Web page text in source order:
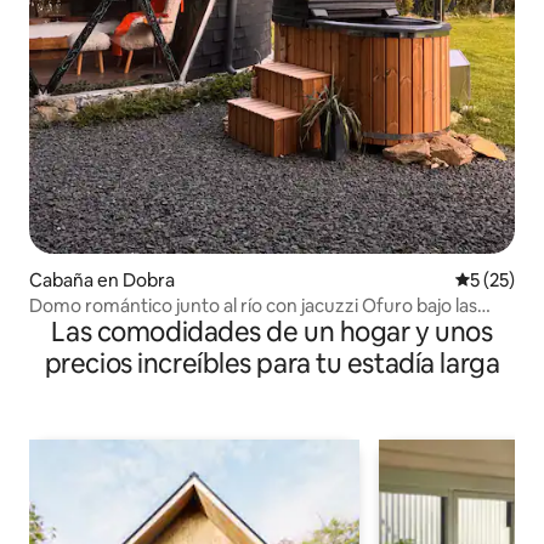
Cabaña en Dobra
5 (25)
Domo romántico junto al río con jacuzzi Ofuro bajo las
estrellas
Las comodidades de un hogar y unos
precios increíbles para tu estadía larga